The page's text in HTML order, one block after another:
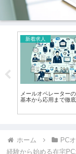
新着求人
メールオペレーターの
基本から応用まで徹
ホーム PC
経験から始める在宅